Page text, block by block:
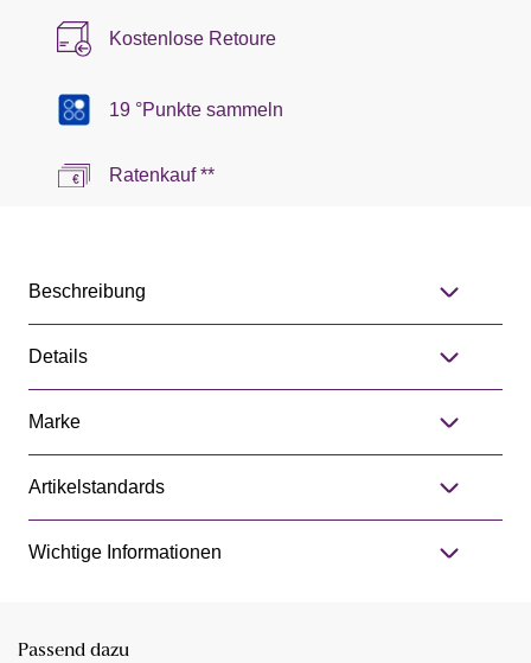
Kostenlose Retoure
19 °Punkte sammeln
Ratenkauf **
Beschreibung
Details
Marke
Artikelstandards
Wichtige Informationen
Passend dazu